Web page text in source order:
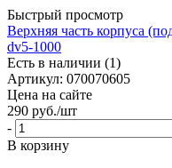
Быстрый просмотр
Верхняя часть корпуса
dv5-1000
Есть в наличии (1)
Артикул: 070070605
Цена на сайте
290 руб./шт
-
В корзину